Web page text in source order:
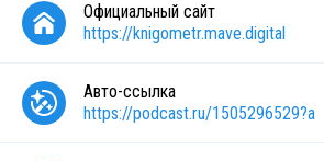
Официальный сайт
https://knigometr.mave.digital
Авто-ссылка
https://podcast.ru/1505296529?a